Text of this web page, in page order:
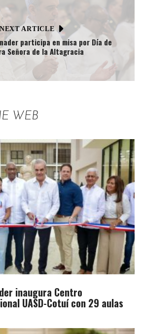
NEXT ARTICLE
participa en misa por Día de
Señora de la Altagracia
WEB
inaugura Centro
UASD-Cotuí con 29 aulas